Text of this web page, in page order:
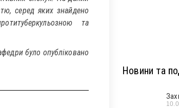
серед яких знайдено
та
було опубліковано
Новини та